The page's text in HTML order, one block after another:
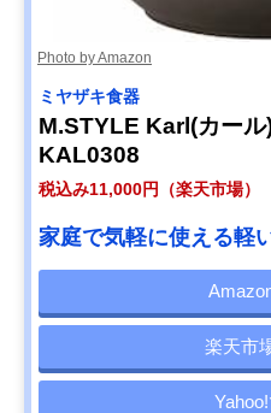
Photo by Amazon
ミヤザキ食器
M.STYLE Karl(カー
KAL0308
税込み11,000円（楽天市場）
家庭で気軽に使える軽
楽天市